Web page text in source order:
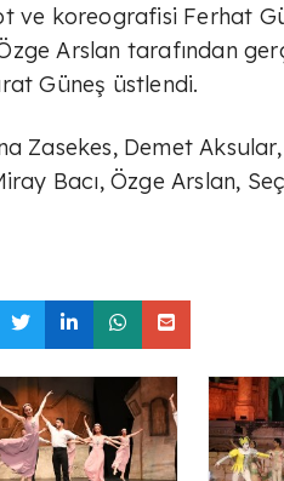
ve koreografisi Ferhat
Arslan tarafından
Güneş üstlendi.
Zasekes, Demet
Bacı, Özge Arslan,